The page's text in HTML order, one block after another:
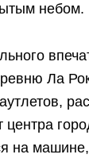
небом.
Ла
центра
на